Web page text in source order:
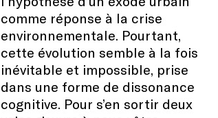
comme réponse à la crise
environnementale. Pourtant,
cette évolution semble à la fois
inévitable et impossible, prise
dans une forme de dissonance
cognitive. Pour s’en sortir deux